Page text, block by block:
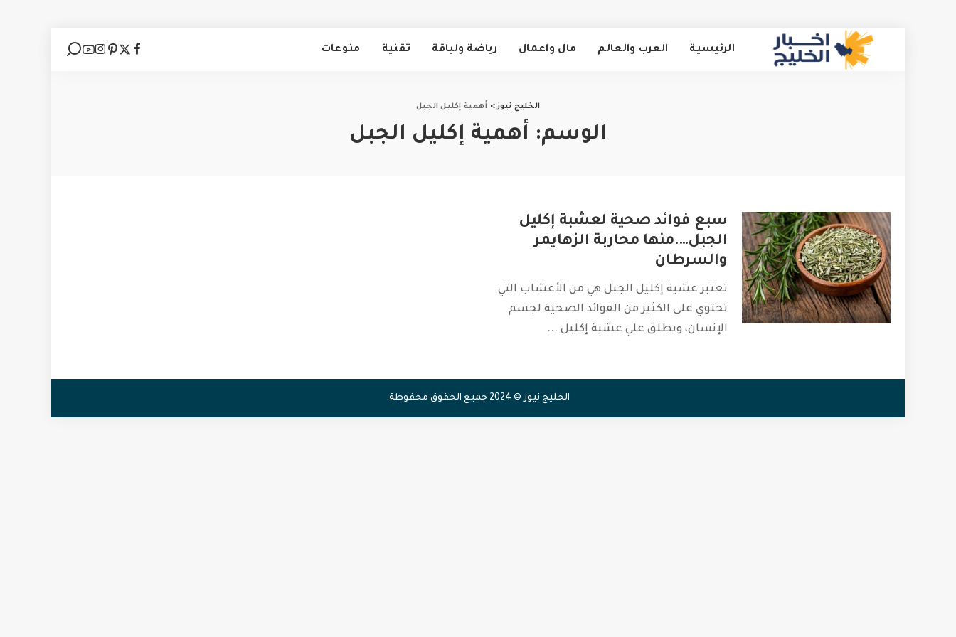
الرئيسية العرب والعالم مال واعمال رياضة ولياقة تقنية منوعات
الخليج نيوز> أهمية إكليل الجبل
الوسم: أهمية إكليل الجبل
سبع فوائد صحية لعشبة إكليل
الجبل….منها محاربة الزهايمر
والسرطان
تعتبر عشبة إكليل الجبل هي من الأعشاب التي
تحتوي على الكثير من الفوائد الصحية لجسم
الإنسان، ويطلق علي عشبة إكليل ...
الخليج نيوز © 2024 جميع الحقوق محفوظة.